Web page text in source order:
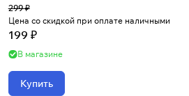
299 ₽
Цена со скидкой при оплате наличными
199 ₽
В магазине
Купить